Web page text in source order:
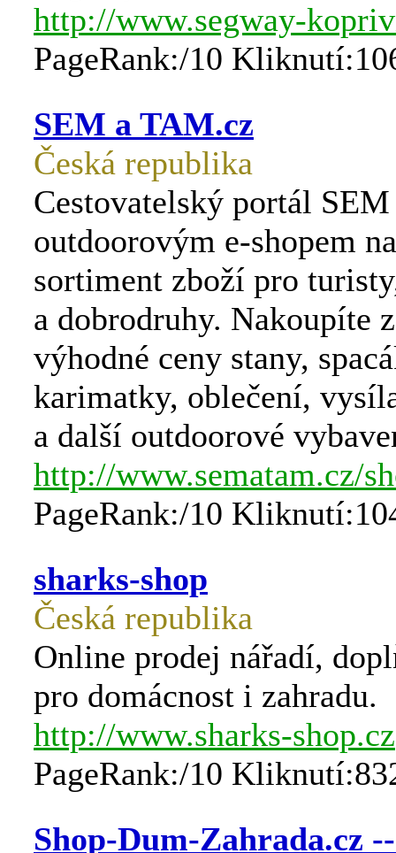
http://www.segway-
PageRank:/10
SEM a TAM.cz
Česká republika
Cestovatelský portál
outdoorovým e-shopem
sortiment zboží pro
a dobrodruhy. Nakoupíte
výhodné ceny stany,
karimatky, oblečení,
a další outdoorové
http://www.sematam.cz/
PageRank:/10
sharks-shop
Česká republika
Online prodej nářadí,
pro domácnost i zahradu.
http://www.sharks-shop.cz
PageRank:/10
Shop-Dum-Zahrada.cz